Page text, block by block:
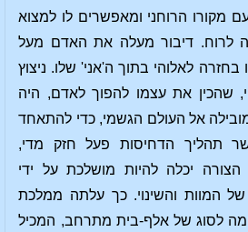
מקורו הרוחני ומאפשרים לו למצוא
לרוח. דיבור מעלה את האדם מעל
לאלוהי בתוך ה'אני' שלו. ניצוץ
שהכין את עצמו להפוך לאדם, היה
אל העולם הגשמי, כדי להתאחד
תהליך הדחיסות פעל חזק מדי,
יכלה להיות מושלכת על ידי
של המוות והשינוי. כך עלתה ממלכת
לסוג של אלף-בית מתרחב, המכיל